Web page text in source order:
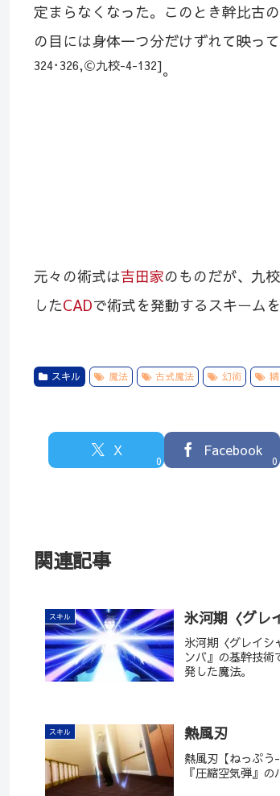
定まらなくなった。このとき幹比古
の目には身体一つ分だけずれて映っ
324･326,Ⓒ九校-4-132]。
元々の術式は吉田家のものだが、九
したCADで術式を発動するスキーム
スキル 魔法 古式魔法 幻術
X
0
Facebook
0
関連記事
スキル 氷河期〈グレ
氷河期〈グレイシ
ンバ』の基幹技
発した魔法。
スキル 熱風刃
熱風刃【ねっぷう
『圧縮空気弾』の